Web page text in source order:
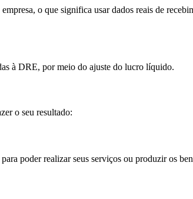
o que significa usar dados reais de
à DRE, por meio do ajuste do lucro líquido.
o seu resultado:
poder realizar seus serviços ou produzir os